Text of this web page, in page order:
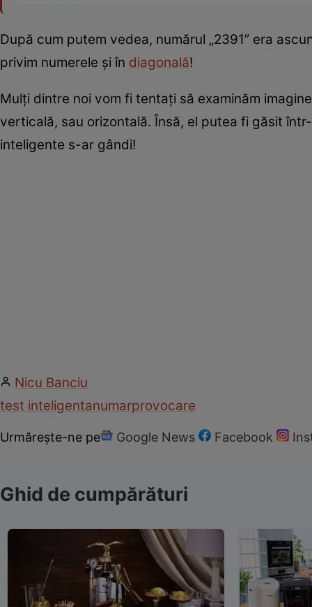
După cum putem vedea, numărul „2391” era
privim numerele și în diagonală!
Mulți dintre noi vom fi tentați să examinăm
verticală, sau orizontală. Însă, el putea fi găsit
inteligente s-ar gândi!
Nicu Banciu
test inteligentanumarprovocare
Urmărește-ne pe Google News Facebook
Ghid de cumpărături